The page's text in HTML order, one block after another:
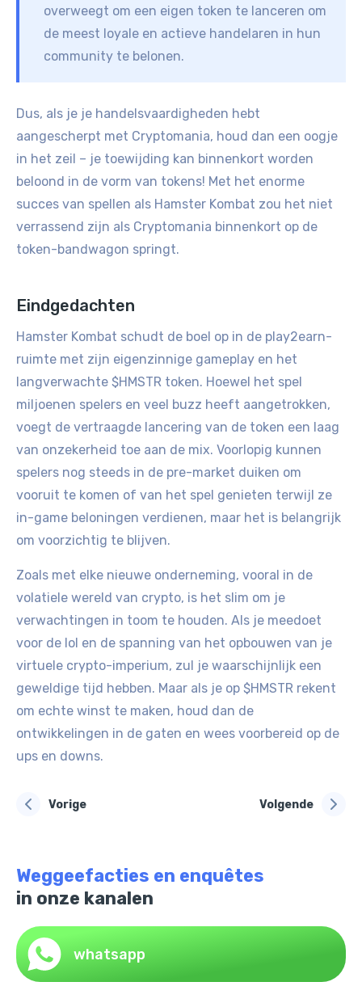
overweegt om een eigen token te lanceren om
de meest loyale en actieve handelaren in hun
community te belonen.
Dus, als je je handelsvaardigheden hebt
aangescherpt met Cryptomania, houd dan een oogje
in het zeil – je toewijding kan binnenkort worden
beloond in de vorm van tokens! Met het enorme
succes van spellen als Hamster Kombat zou het niet
verrassend zijn als Cryptomania binnenkort op de
token-bandwagon springt.
Eindgedachten
Hamster Kombat schudt de boel op in de play2earn-
ruimte met zijn eigenzinnige gameplay en het
langverwachte $HMSTR token. Hoewel het spel
miljoenen spelers en veel buzz heeft aangetrokken,
voegt de vertraagde lancering van de token een laag
van onzekerheid toe aan de mix. Voorlopig kunnen
spelers nog steeds in de pre-market duiken om
vooruit te komen of van het spel genieten terwijl ze
in-game beloningen verdienen, maar het is belangrijk
om voorzichtig te blijven.
Zoals met elke nieuwe onderneming, vooral in de
volatiele wereld van crypto, is het slim om je
verwachtingen in toom te houden. Als je meedoet
voor de lol en de spanning van het opbouwen van je
virtuele crypto-imperium, zul je waarschijnlijk een
geweldige tijd hebben. Maar als je op $HMSTR rekent
om echte winst te maken, houd dan de
ontwikkelingen in de gaten en wees voorbereid op de
ups en downs.
Vorige Volgende
Weggeefacties en enquêtes
in onze kanalen
whatsapp